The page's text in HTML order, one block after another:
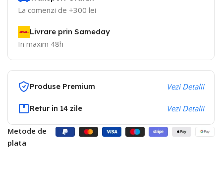
La comenzi de +300 lei
Livrare prin Sameday
In maxim 48h
Produse Premium Vezi Detalii
Retur in 14 zile Vezi Detalii
Metode de
plata